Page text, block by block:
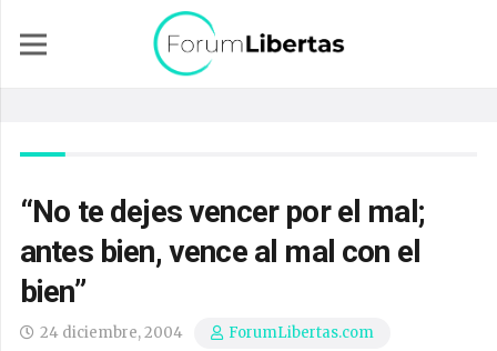
“No te dejes vencer por el mal;
antes bien, vence al mal con el
bien”
24 diciembre, 2004
ForumLibertas.com